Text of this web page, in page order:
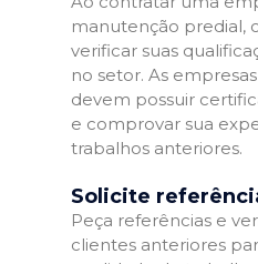
manutenção predial,
verificar suas
no setor. As
devem possuir
e comprovar sua
trabalhos anteriores.
Solicite
Peça referências e
clientes anteriores